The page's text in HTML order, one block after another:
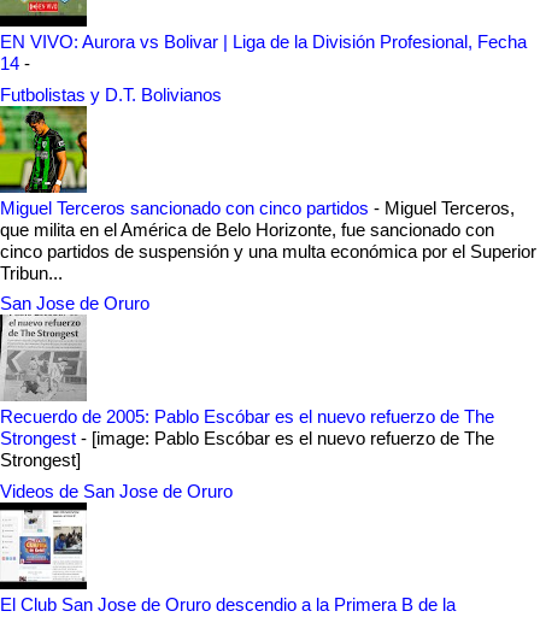
EN VIVO: Aurora vs Bolivar | Liga de la División Profesional, Fecha
14 -
Futbolistas y D.T. Bolivianos
Miguel Terceros sancionado con cinco partidos - Miguel Terceros,
que milita en el América de Belo Horizonte, fue sancionado con
cinco partidos de suspensión y una multa económica por el Superior
Tribun...
San Jose de Oruro
Recuerdo de 2005: Pablo Escóbar es el nuevo refuerzo de The
Strongest - [image: Pablo Escóbar es el nuevo refuerzo de The
Strongest]
Videos de San Jose de Oruro
El Club San Jose de Oruro descendio a la Primera B de la